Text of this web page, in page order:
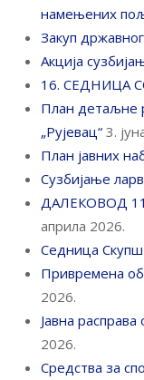
намењених
Закуп
Акција
16. СЕДНИЦА
План детаљне
„Рујевац“ 3.
План јавних
Сузбијање
ДАЛЕКОВОД
априла 2026.
Седница
Привремена
2026.
Јавна
2026.
Средства за